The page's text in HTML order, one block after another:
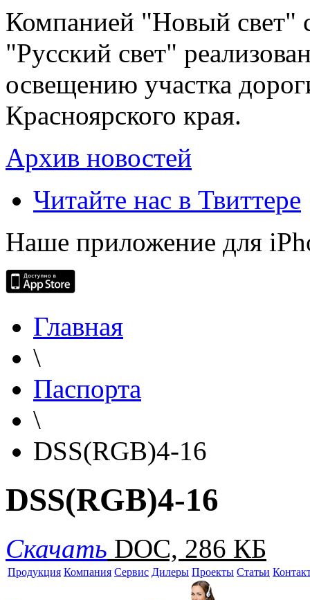
Компанией "Новый свет"
"Русский свет"
освещению участка
Красноярского края.
Архив новостей
Читайте нас в Твиттере
Наше приложение для
Главная
\
Паспорта
\
DSS(RGB)4-16
DSS(RGB)4-16
Скачать DOC, 286 КБ
Продукция Компания Сервис Дилеры Проекты Статьи